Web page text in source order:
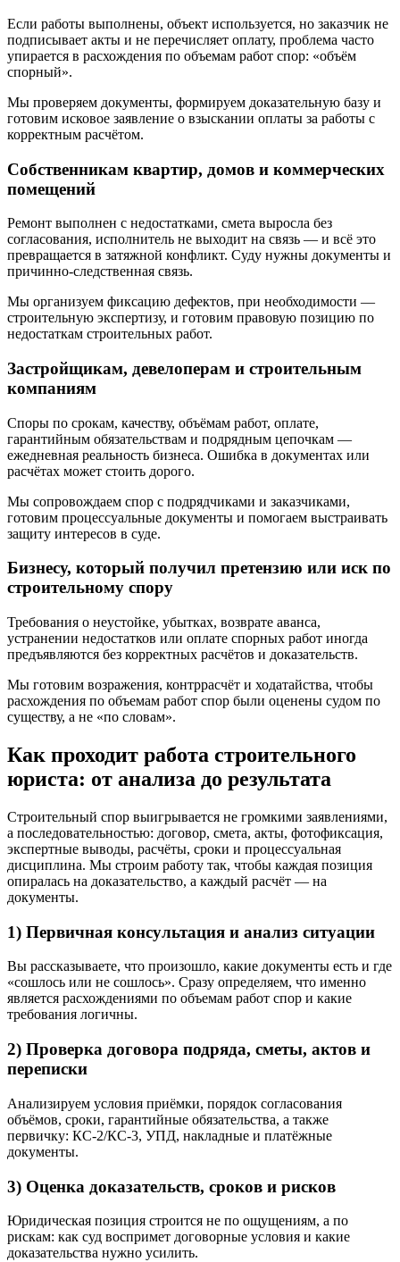
Если работы выполнены, объект используется, но заказчик не
подписывает акты и не перечисляет оплату, проблема часто
упирается в расхождения по объемам работ спор: «объём
спорный».
Мы проверяем документы, формируем доказательную базу и
готовим исковое заявление о взыскании оплаты за работы с
корректным расчётом.
Собственникам квартир, домов и коммерческих
помещений
Ремонт выполнен с недостатками, смета выросла без
согласования, исполнитель не выходит на связь — и всё это
превращается в затяжной конфликт. Суду нужны документы и
причинно-следственная связь.
Мы организуем фиксацию дефектов, при необходимости —
строительную экспертизу, и готовим правовую позицию по
недостаткам строительных работ.
Застройщикам, девелоперам и строительным
компаниям
Споры по срокам, качеству, объёмам работ, оплате,
гарантийным обязательствам и подрядным цепочкам —
ежедневная реальность бизнеса. Ошибка в документах или
расчётах может стоить дорого.
Мы сопровождаем спор с подрядчиками и заказчиками,
готовим процессуальные документы и помогаем выстраивать
защиту интересов в суде.
Бизнесу, который получил претензию или иск по
строительному спору
Требования о неустойке, убытках, возврате аванса,
устранении недостатков или оплате спорных работ иногда
предъявляются без корректных расчётов и доказательств.
Мы готовим возражения, контррасчёт и ходатайства, чтобы
расхождения по объемам работ спор были оценены судом по
существу, а не «по словам».
Как проходит работа строительного
юриста: от анализа до результата
Строительный спор выигрывается не громкими заявлениями,
а последовательностью: договор, смета, акты, фотофиксация,
экспертные выводы, расчёты, сроки и процессуальная
дисциплина. Мы строим работу так, чтобы каждая позиция
опиралась на доказательство, а каждый расчёт — на
документы.
1) Первичная консультация и анализ ситуации
Вы рассказываете, что произошло, какие документы есть и где
«сошлось или не сошлось». Сразу определяем, что именно
является расхождениями по объемам работ спор и какие
требования логичны.
2) Проверка договора подряда, сметы, актов и
переписки
Анализируем условия приёмки, порядок согласования
объёмов, сроки, гарантийные обязательства, а также
первичку: КС-2/КС-3, УПД, накладные и платёжные
документы.
3) Оценка доказательств, сроков и рисков
Юридическая позиция строится не по ощущениям, а по
рискам: как суд воспримет договорные условия и какие
доказательства нужно усилить.